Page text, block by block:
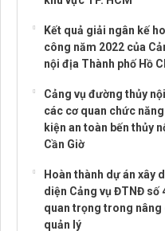
Kết quả giải ngân kế
công năm 2022 của
nội địa Thành phố Hồ
Cảng vụ đường thủy
các cơ quan chức
kiện an toàn bến thủy
Cần Giờ
Hoàn thành dự án xây
diện Cảng vụ ĐTNĐ số
quan trọng trong nâng
quản lý